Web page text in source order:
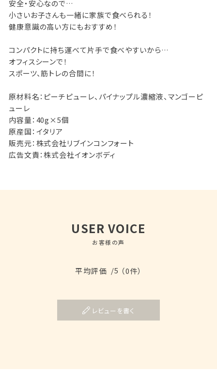
安全・安心なので…
小さいお子さんも一緒に家族で食べられる！
健康意識の高い方にもおすすめ！
コンパクトに持ち運べて片手で食べやすいから…
オフィスシーンで！
スポーツ、筋トレの合間に！
原材料名：ピーチピューレ、パイナップル濃縮液、マンゴーピ
ューレ
内容量：40g×5個
原産国：イタリア
販売元：株式会社リブインコンフォート
広告文責：株式会社イオンボディ
USER VOICE
お客様の声
平均評価 /5 （0件）
レビューを書く